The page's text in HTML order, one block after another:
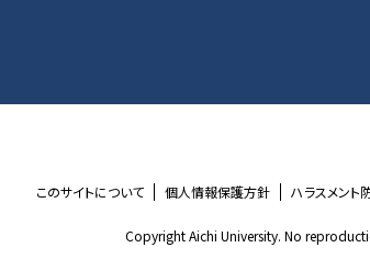
このサイトについて 個人情報保護方針 ハラスメント
Copyright Aichi University. No